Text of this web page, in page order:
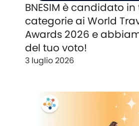
BNESIM è candidato in
categorie ai World
Awards 2026 e
del tuo voto!
3 luglio 2026